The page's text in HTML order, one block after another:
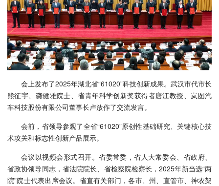
会上发布了2025年湖北省“61020”科技创新成果。武汉市代市长
熊征宇、龚健雅院士、省青年科学创新奖获得者唐江教授、岚图汽
车科技股份有限公司董事长卢放作了交流发言。
会前，省领导参观了全省“61020”原创性基础研究、关键核心技
术攻关和标志性创新产品展示。
会议以视频会形式召开。省委常委，省人大常委会、省政府、
省政协领导同志，省法院院长、省检察院检察长，2025年新当选“两
院”院士代表出席会议。省直有关部门，各市、州、直管市、神农架